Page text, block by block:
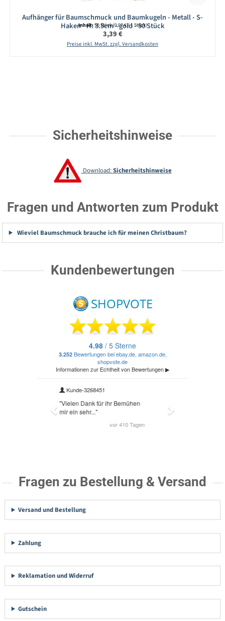
Aufhänger für Baumschmuck und Baumkugeln - Metall - S-
Haken - H: 3.5cm - gold - 50 Stück
Inhalt:50 Stück(0,07 € / 1 Stück)
Regulärer Preis:
3,39 €
Preise inkl. MwSt. zzgl. Versandkosten
Sicherheitshinweise
Download:Sicherheitshinweise
Fragen und Antworten zum Produkt
Wieviel Baumschmuck brauche ich für meinen Christbaum?
Kundenbewertungen
Fragen zu Bestellung & Versand
Versand und Bestellung
Zahlung
Reklamation und Widerruf
Gutschein